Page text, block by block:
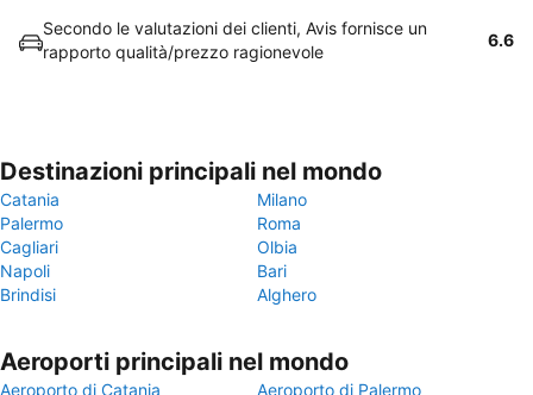
Secondo le valutazioni dei clienti, Avis fornisce un
rapporto qualità/prezzo ragionevole
6.6
Destinazioni principali nel mondo
Catania
Milano
Palermo
Roma
Cagliari
Olbia
Napoli
Bari
Brindisi
Alghero
Aeroporti principali nel mondo
Aeroporto di Catania Aeroporto di Palermo